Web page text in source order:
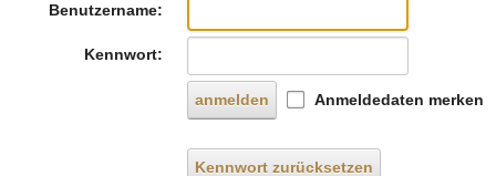
Benutzername:
Kennwort:
anmelden Anmeldedaten merken
Kennwort zurücksetzen